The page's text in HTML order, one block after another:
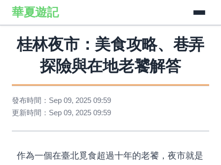
華夏遊記
桂林夜市：美食攻略、巷弄
探險與在地老饕解答
發布時間：Sep 09, 2025 09:59
更新時間：Sep 09, 2025 09:59
作為一個在臺北覓食超過十年的老饕，夜市就是